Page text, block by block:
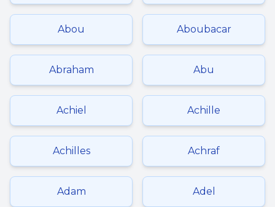
Abou Aboubacar
Abraham Abu
Achiel Achille
Achilles Achraf
Adam Adel